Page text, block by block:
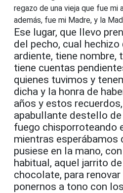
regazo de una vieja que fue mi
además, fue mi Madre, y la
Ese lugar, que llevo
del pecho, cual
ardiente, tiene nombre,
tiene cuentas
quienes tuvimos y
dicha y la honra de
años y estos
apabullante destello
fuego chisporroteando
mientras esperábamos
pusiese en la mano,
habitual, aquel jarrito
chocolate, para
ponernos a tono con